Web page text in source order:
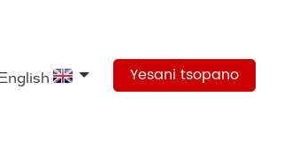
Yesani tsopano